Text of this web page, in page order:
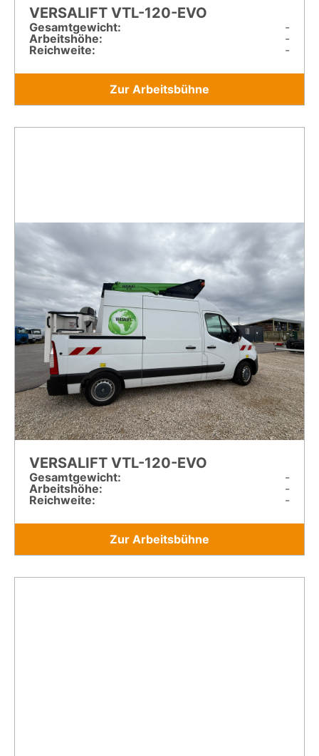
VERSALIFT VTL-120-EVO
Gesamt­gewicht:
-
Arbeitshöhe:
-
Reichweite:
-
Zur Arbeitsbühne
VERSALIFT VTL-120-EVO
Gesamt­gewicht:
-
Arbeitshöhe:
-
Reichweite:
-
Zur Arbeitsbühne